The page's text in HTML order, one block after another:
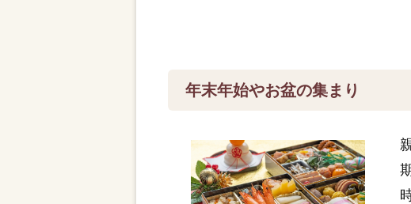
年末年始やお盆の集まり